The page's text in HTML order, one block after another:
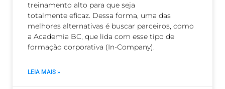
treinamento alto para que seja
totalmente eficaz. Dessa forma, uma das
melhores alternativas é buscar parceiros, como
a Academia BC, que lida com esse tipo de
formação corporativa (In-Company).
LEIA MAIS »